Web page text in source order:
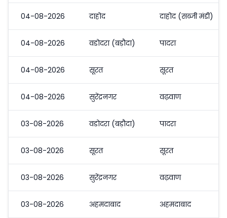
04-08-2026 दाहोद दाहोद (सब्जी मंडी)
04-08-2026 वडोदरा (बड़ौदा) पादरा
04-08-2026 सूरत सूरत
04-08-2026 सुरेंद्रनगर वढ़वाण
03-08-2026 वडोदरा (बड़ौदा) पादरा
03-08-2026 सूरत सूरत
03-08-2026 सुरेंद्रनगर वढ़वाण
03-08-2026 अहमदाबाद अहमदाबाद